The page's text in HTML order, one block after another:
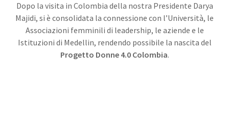
Dopo la visita in Colombia della nostra Presidente Darya
Majidi, si è consolidata la connessione con l’Università, le
Associazioni femminili di leadership, le aziende e le
Istituzioni di Medellin, rendendo possibile la nascita del
Progetto Donne 4.0 Colombia.